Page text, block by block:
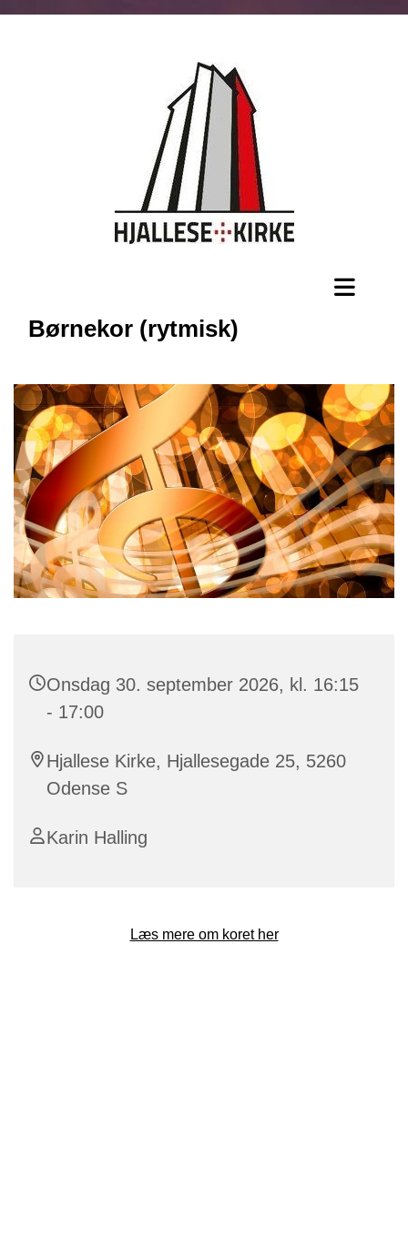
Børnekor (rytmisk)
Onsdag 30. september 2026, kl. 16:15
- 17:00
Hjallese Kirke, Hjallesegade 25, 5260
Odense S
Karin Halling
Læs mere om koret her